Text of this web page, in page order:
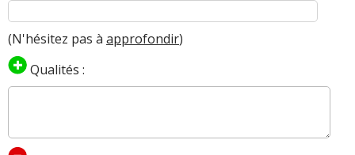
(N'hésitez pas à approfondir)
Qualités :